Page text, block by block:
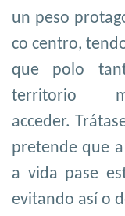
un peso
co centro,
que polo
territorio
acceder.
pretende que
a vida pase
evitando así o